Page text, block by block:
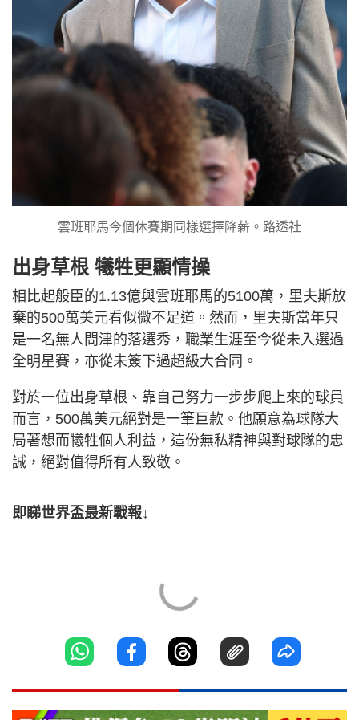
雲班耶馬今個休賽期同樣選擇降薪。路透社
出身草根 犧牲更顯情操
相比起般臣的1.13億與雲班耶馬的5100萬，里夫斯放
棄的500萬美元看似微不足道。然而，里夫斯當年只
是一名無人問津的落選秀，職業生涯至今從未入選過
全明星賽，亦從未簽下過超級大合同。
對於一位出身草根、靠自己努力一步步爬上來的球員
而言，500萬美元絕對是一筆巨款。他願意為球隊大
局著想而犧牲個人利益，這份無私精神與對球隊的忠
誠，絕對值得所有人致敬。
即睇世界盃最新戰報↓